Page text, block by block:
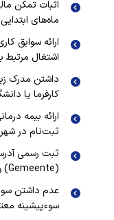
اثبات تمکن
ماه‌های
ارائه سوابق
اشتغال مرتبط
داشتن مدرک
کارفرما یا
ارائه بیمه
ثبت‌نام در
ثبت رسمی
(Gemeente) و دریافت شماره BSN.
عدم داشتن
سوءپیشینه